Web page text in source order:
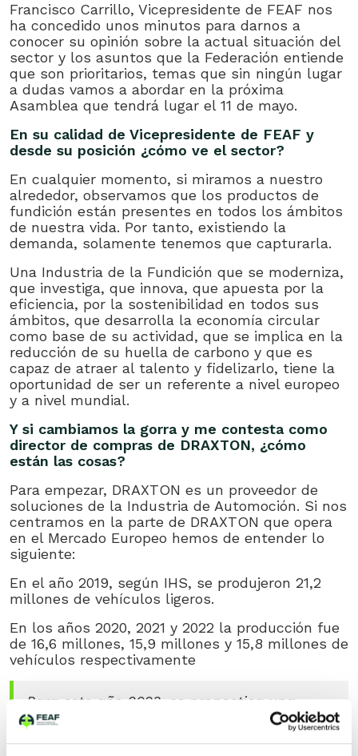
Francisco Carrillo, Vicepresidente de FEAF nos
ha concedido unos minutos para darnos a
conocer su opinión sobre la actual situación del
sector y los asuntos que la Federación entiende
que son prioritarios, temas que sin ningún lugar
a dudas vamos a abordar en la próxima
Asamblea que tendrá lugar el 11 de mayo.
En su calidad de Vicepresidente de FEAF y
desde su posición ¿cómo ve el sector?
En cualquier momento, si miramos a nuestro
alrededor, observamos que los productos de
fundición están presentes en todos los ámbitos
de nuestra vida. Por tanto, existiendo la
demanda, solamente tenemos que capturarla.
Una Industria de la Fundición que se moderniza,
que investiga, que innova, que apuesta por la
eficiencia, por la sostenibilidad en todos sus
ámbitos, que desarrolla la economía circular
como base de su actividad, que se implica en la
reducción de su huella de carbono y que es
capaz de atraer al talento y fidelizarlo, tiene la
oportunidad de ser un referente a nivel europeo
y a nivel mundial.
Y si cambiamos la gorra y me contesta como
director de compras de DRAXTON, ¿cómo
están las cosas?
Para empezar, DRAXTON es un proveedor de
soluciones de la Industria de Automoción. Si nos
centramos en la parte de DRAXTON que opera
en el Mercado Europeo hemos de entender lo
siguiente:
En el año 2019, según IHS, se produjeron 21,2
millones de vehículos ligeros.
En los años 2020, 2021 y 2022 la producción fue
de 16,6 millones, 15,9 millones y 15,8 millones de
vehículos respectivamente
Para este año 2023, se pronostica una
producción de 16,6 millones de vehículos.
Después de haber llegado a perder casi un